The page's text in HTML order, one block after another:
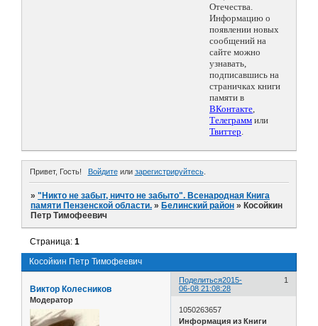
Отечества.
Информацию о
появлении новых
сообщений на
сайте можно
узнавать,
подписавшись на
страничках книги
памяти в
ВКонтакте,
Телеграмм или
Твиттер.
Привет, Гость! Войдитеили зарегистрируйтесь.
»"Никто не забыт, ничто не забыто". Всенародная Книга
памяти Пензенской области. » Белинский район » Косойкин
Петр Тимофеевич
Косойкин Петр Тимофеевич
Страница:1
Поделиться 1
2015-
06-08 21:08:28
Виктор Колесников
Модератор
1050263657
Информация из Книги